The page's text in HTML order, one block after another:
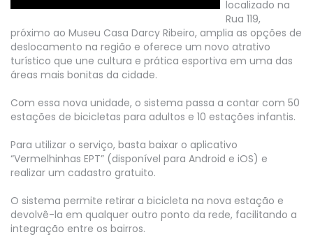
localizado na
Rua 119,
próximo ao Museu Casa Darcy Ribeiro, amplia as opções de
deslocamento na região e oferece um novo atrativo
turístico que une cultura e prática esportiva em uma das
áreas mais bonitas da cidade.
Com essa nova unidade, o sistema passa a contar com 50
estações de bicicletas para adultos e 10 estações infantis.
Para utilizar o serviço, basta baixar o aplicativo
“Vermelhinhas EPT” (disponível para Android e iOS) e
realizar um cadastro gratuito.
O sistema permite retirar a bicicleta na nova estação e
devolvê-la em qualquer outro ponto da rede, facilitando a
integração entre os bairros.